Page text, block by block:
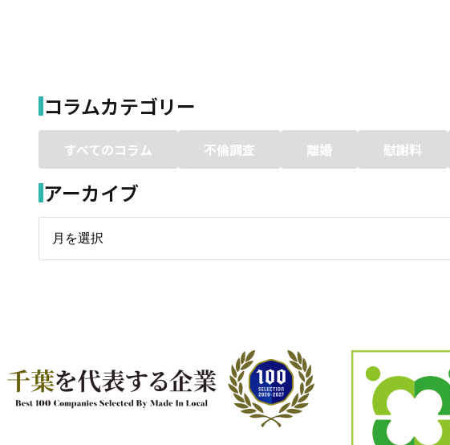
コラムカテゴリー
すべてのコラム 不倫調査 離婚 慰謝料
アーカイブ